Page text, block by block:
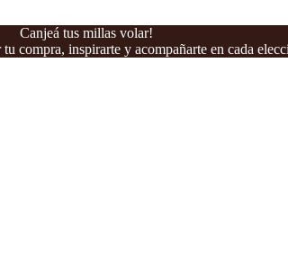
Canjeá tus millas volar!
compra, inspirarte y acompañarte en cada